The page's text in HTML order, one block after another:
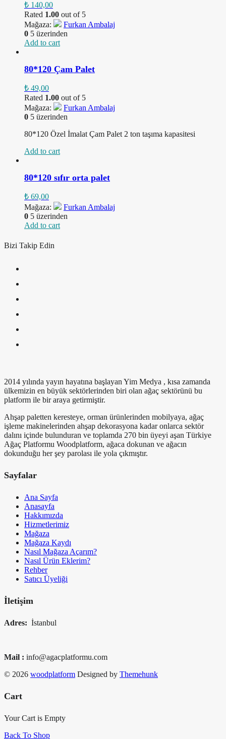
₺ 140,00
Rated 1.00 out of 5
Mağaza:
Furkan Ambalaj
0 5 üzerinden
Add to cart
80*120 Çam Palet
₺ 49,00
Rated 1.00 out of 5
Mağaza:
Furkan Ambalaj
0 5 üzerinden
80*120 Özel İmalat Çam Palet 2 ton taşıma kapasitesi
Add to cart
80*120 sıfır orta palet
₺ 69,00
Mağaza:
Furkan Ambalaj
0 5 üzerinden
Add to cart
Bizi Takip Edin
2014 yılında yayın hayatına başlayan Yim Medya , kısa zamanda
ülkemizin en büyük sektörlerinden biri olan ağaç sektörünü bu
platform ile bir araya getirmiştir.
Ahşap paletten keresteye, orman ürünlerinden mobilyaya, ağaç
işleme makinelerinden ahşap dekorasyona kadar onlarca sektör
dalını içinde bulunduran ve toplamda 270 bin üyeyi aşan Türkiye
Ağaç Platformu Woodplatform, ağaca dokunan ve ağacın
dokunduğu her şey parolası ile yola çıkmıştır.
Sayfalar
Ana Sayfa
Anasayfa
Hakkımızda
Hizmetlerimiz
Mağaza
Mağaza Kaydı
Nasıl Mağaza Açarım?
Nasıl Ürün Eklerim?
Rehber
Satıcı Üyeliği
İletişim
Adres: İstanbul
Mail : info@agacplatformu.com
© 2026 woodplatform Designed by Themehunk
Cart
Your Cart is Empty
Back To Shop